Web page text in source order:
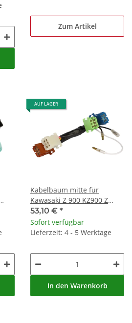
Zum Artikel
AUF LAGER
Kabelbaum mitte für
Kawasaki Z 900 KZ900 Z
1000 # 26002-057
53,10 € *
Sofort verfügbar
Lieferzeit: 4 - 5 Werktage
In den Warenkorb